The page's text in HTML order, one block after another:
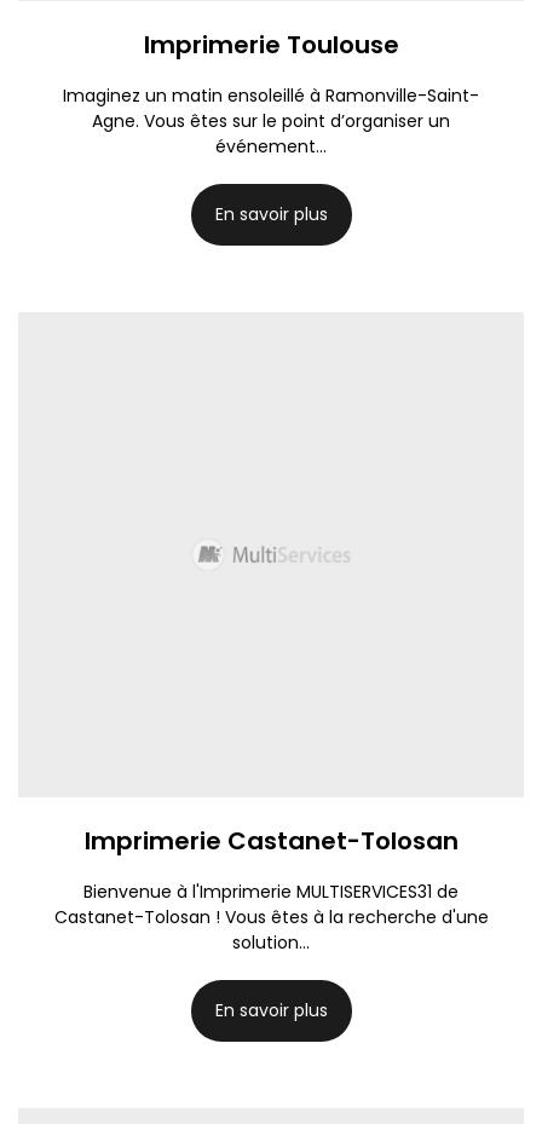
Imprimerie Toulouse
Imaginez un matin ensoleillé à Ramonville-Saint-
Agne. Vous êtes sur le point d’organiser un
événement...
En savoir plus
Imprimerie Castanet-Tolosan
Bienvenue à l'Imprimerie MULTISERVICES31 de
Castanet-Tolosan ! Vous êtes à la recherche d'une
solution...
En savoir plus